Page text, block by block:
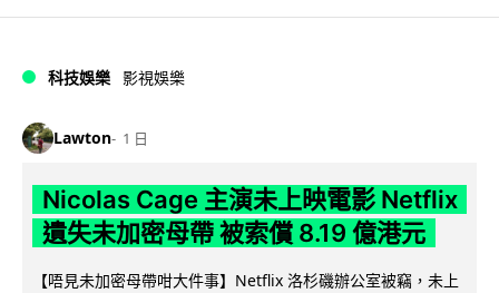
科技娛樂 影視娛樂
Lawton 1 日
Nicolas Cage 主演未上映電影 Netflix
遺失未加密母帶 被索償 8.19 億港元
【唔見未加密母帶咁大件事】Netflix 洛杉磯辦公室被竊，未上